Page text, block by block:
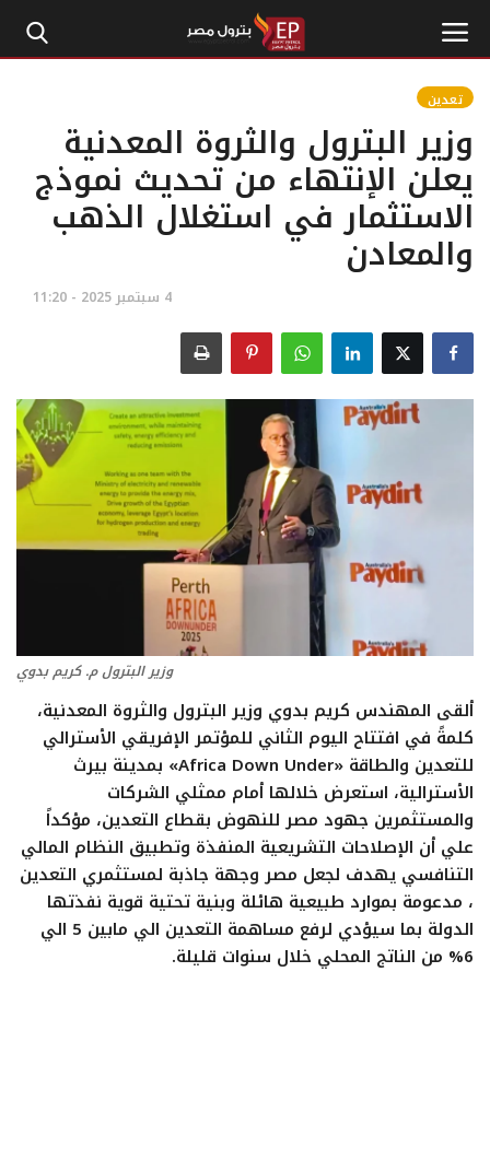
الرئيسية
إتصل بنا
بترول
اقتصاد وأموال
اتصالات وتكنولوجيا
شركات
فيديو وتوك شو
تقارير
مقالات
مجتمع البترول
دليل شركات البترول المصرية
تعدين
وزير البترول والثروة المعدنية
يعلن الإنتهاء من تحديث نموذج
الاستثمار في استغلال الذهب
والمعادن
4 سبتمبر 2025 - 11:20
وزير البترول م. كريم بدوي
ألقى المهندس كريم بدوي وزير البترول والثروة المعدنية،
كلمةً في افتتاح اليوم الثاني للمؤتمر الإفريقي الأسترالي
للتعدين والطاقة «Africa Down Under» بمدينة بيرث
الأسترالية، استعرض خلالها أمام ممثلي الشركات
والمستثمرين جهود مصر للنهوض بقطاع التعدين، مؤكداً
علي أن الإصلاحات التشريعية المنفذة وتطبيق النظام المالي
التنافسي يهدف لجعل مصر وجهة جاذبة لمستثمري التعدين
، مدعومة بموارد طبيعية هائلة وبنية تحتية قوية نفذتها
الدولة بما سيؤدي لرفع مساهمة التعدين الي مابين 5 الي
6% من الناتج المحلي خلال سنوات قليلة.